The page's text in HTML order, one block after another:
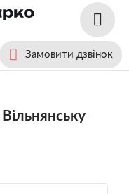
Замовити дзвінок